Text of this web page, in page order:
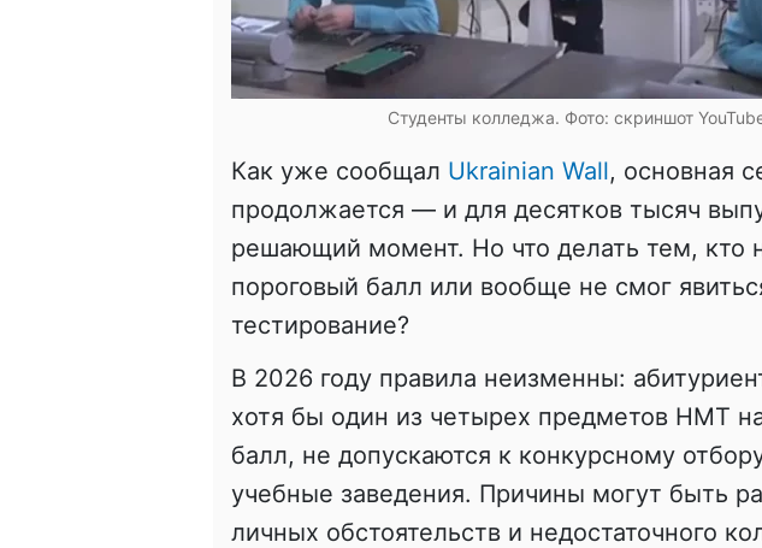
Студенты колледжа. Фото: скриншот
Как уже сообщал Ukrainian Wall, основная
продолжается — и для десятков тысяч
решающий момент. Но что делать тем, кто
пороговый балл или вообще не смог
тестирование?
В 2026 году правила неизменны:
хотя бы один из четырех предметов НМТ
балл, не допускаются к конкурсному
учебные заведения. Причины могут быть
личных обстоятельств и недостаточного